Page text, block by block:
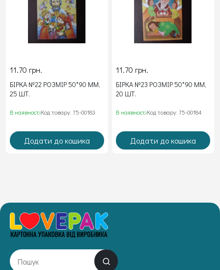
11.70 грн.
БІРКА №22 РОЗМІР 50*90 ММ,
25 ШТ.
В наявностіКод товару: 75-00183
Додати до кошика
11.70 грн.
БІРКА №23 РОЗМІР 50*90 ММ,
20 ШТ.
В наявностіКод товару: 75-00184
Додати до кошика